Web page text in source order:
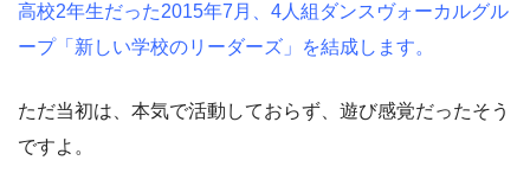
高校2年生だった2015年7月、4人組ダンスヴォーカルグル
ープ「新しい学校のリーダーズ」を結成します。
ただ当初は、本気で活動しておらず、遊び感覚だったそう
ですよ。